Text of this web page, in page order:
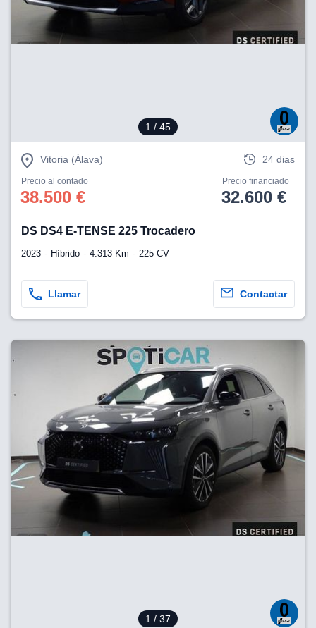
e
socios
1 / 45
Vitoria (Álava) 24 dias
Precio al contado
38.500 €
Precio financiado
32.600 €
DS DS4 E-TENSE 225 Trocadero
2023 Híbrido 4.313 Km 225 CV
Llamar Contactar
1 / 37